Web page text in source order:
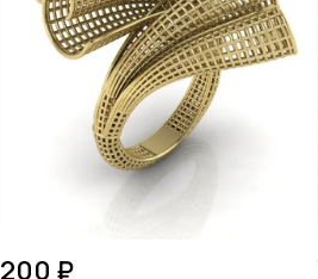
200 ₽